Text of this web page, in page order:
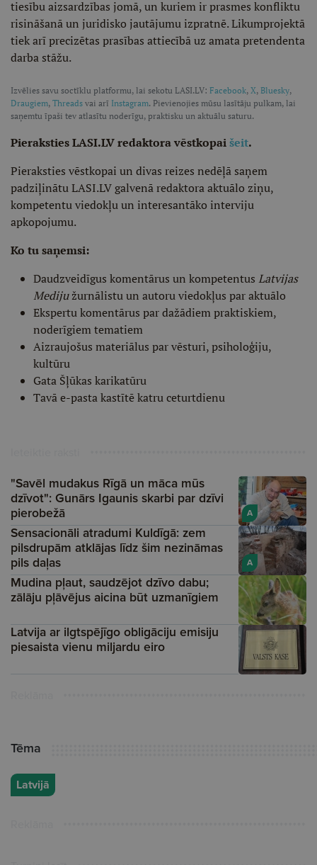
tiesību aizsardzības jomā, un kuriem ir prasmes konfliktu
risināšanā un juridisko jautājumu izpratnē. Likumprojektā
tiek arī precizētas prasības attiecībā uz amata pretendenta
darba stāžu.
Izvēlies savu soctīklu platformu, lai sekotu LASI.LV: Facebook, X, Bluesky,
Draugiem, Threads vai arī Instagram. Pievienojies mūsu lasītāju pulkam, lai
saņemtu īpaši tev atlasītu noderīgu, praktisku un aktuālu saturu.
Pieraksties LASI.LV redaktora vēstkopaišeit.
Pieraksties vēstkopai un divas reizes nedēļā saņem
padziļinātu LASI.LV galvenā redaktora aktuālo ziņu,
kompetentu viedokļu un interesantāko interviju
apkopojumu.
Ko tu saņemsi:
Daudzveidīgus komentārus un kompetentus Latvijas
Medijužurnālistu un autoru viedokļus par aktuālo
Ekspertu komentārus par dažādiem praktiskiem,
noderīgiem tematiem
Aizraujošus materiālus par vēsturi, psiholoģiju,
kultūru
Gata Šļūkas karikatūru
Tavā e-pasta kastītē katru ceturtdienu
A
"Savēl mudakus Rīgā un māca mūs
dzīvot": Gunārs Igaunis skarbi par dzīvi
pierobežā
A
Sensacionāli atradumi Kuldīgā: zem
pilsdrupām atklājas līdz šim nezināmas
pils daļas
Mudina pļaut, saudzējot dzīvo dabu;
zālāju pļāvējus aicina būt uzmanīgiem
Latvija ar ilgtspējīgo obligāciju emisiju
piesaista vienu miljardu eiro
Tēma
Latvijā